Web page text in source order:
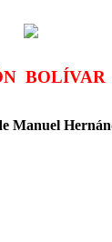
BOLÍVAR
Manuel